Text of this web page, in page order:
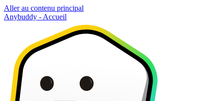
Aller au contenu principal
Anybuddy - Accueil